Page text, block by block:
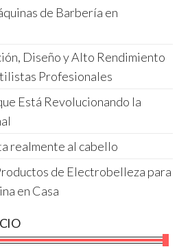
de Barbería en
Diseño y Alto Rendimiento
Profesionales
Está Revolucionando la
realmente al cabello
de Electrobelleza para
en Casa